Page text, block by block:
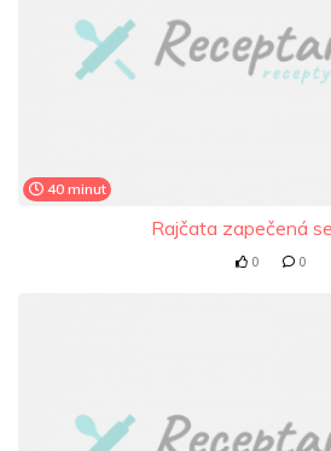
40 minut
Rajčata zapečená
0 0